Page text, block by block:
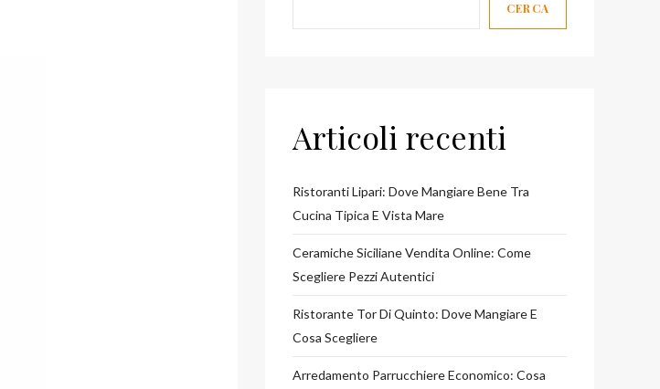
CERCA
Articoli recenti
Ristoranti Lipari: Dove Mangiare Bene Tra
Cucina Tipica E Vista Mare
Ceramiche Siciliane Vendita Online: Come
Scegliere Pezzi Autentici
Ristorante Tor Di Quinto: Dove Mangiare E
Cosa Scegliere
Arredamento Parrucchiere Economico: Cosa